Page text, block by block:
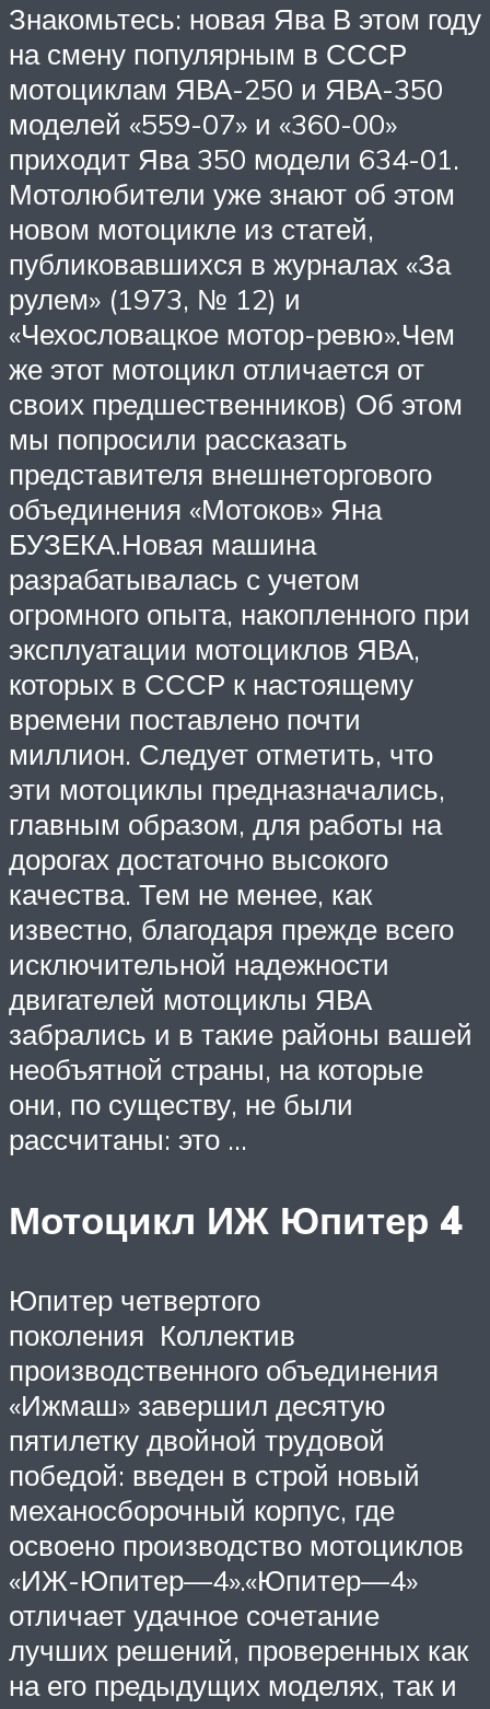
Знакомьтесь: новая Ява В этом году
на смену популярным в СССР
мотоциклам ЯВА-250 и ЯВА-350
моделей «559-07» и «360-00»
приходит Ява 350 модели 634-01.
Мотолюбители уже знают об этом
новом мотоцикле из статей,
публиковавшихся в журналах «За
рулем» (1973, № 12) и
«Чехословацкое мотор-ревю».Чем
же этот мотоцикл отличается от
своих предшественников) Об этом
мы попросили рассказать
представителя внешнеторгового
объединения «Мотоков» Яна
БУЗЕКА.Новая машина
разрабатывалась с учетом
огромного опыта, накопленного при
эксплуатации мотоциклов ЯВА,
которых в СССР к настоящему
времени поставлено почти
миллион. Следует отметить, что
эти мотоциклы предназначались,
главным образом, для работы на
дорогах достаточно высокого
качества. Тем не менее, как
известно, благодаря прежде всего
исключительной надежности
двигателей мотоциклы ЯВА
забрались и в такие районы вашей
необъятной страны, на которые
они, по существу, не были
рассчитаны: это …
Мотоцикл ИЖ Юпитер 4
Юпитер четвертого
поколения Коллектив
производственного объединения
«Ижмаш» завершил десятую
пятилетку двойной трудовой
победой: введен в строй новый
механосборочный корпус, где
освоено производство мотоциклов
«ИЖ-Юпитер—4».«Юпитер—4»
отличает удачное сочетание
лучших решений, проверенных как
на его предыдущих моделях, так и